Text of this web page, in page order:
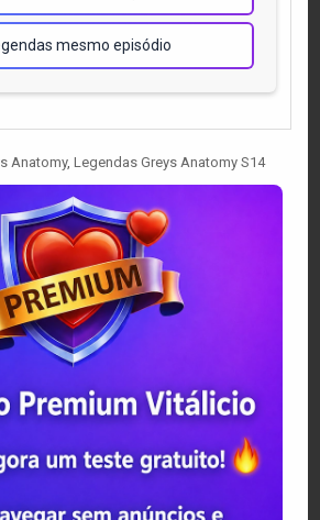
mesmo episódio
Anatomy, Legendas Greys Anatomy S14